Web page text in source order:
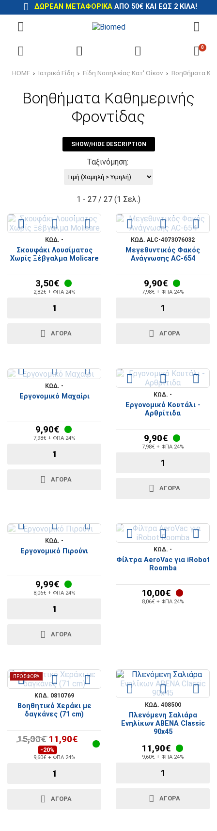
ΔΩΡΕΆΝ ΜΕΤΑΦΟΡΙΚΆΑΠΌ 50€ ΚΑΙ ΈΩΣ 2 ΚΙΛΆ!
0
HOME Ιατρικά Είδη Είδη Νοσηλείας Κατ' Οίκον Βοηθήματα
Βοηθήματα Καθημερινής
Φροντίδας
SHOW/HIDE DESCRIPTION
Ταξινόμηση:
1 - 27 / 27 (1 Σελ.)
ΚΩΔ. -
Σκουφάκι Λουσίματος
Χωρίς Ξέβγαλμα Molicare
3,50€
2,82€ + ΦΠΑ 24%
ΑΓΟΡΆ
ΚΩΔ. ALC-4073076032
Μεγεθυντικός Φακός
Ανάγνωσης AC-654
9,90€
7,98€ + ΦΠΑ 24%
ΑΓΟΡΆ
ΚΩΔ. -
Εργονομικό Μαχαίρι
9,90€
7,98€ + ΦΠΑ 24%
ΑΓΟΡΆ
ΚΩΔ. -
Εργονομικό Κουτάλι -
Αρθρίτιδα
9,90€
7,98€ + ΦΠΑ 24%
ΑΓΟΡΆ
ΚΩΔ. -
Εργονομικό Πιρούνι
9,99€
8,06€ + ΦΠΑ 24%
ΑΓΟΡΆ
ΚΩΔ. -
Φίλτρα AeroVac για iRobot
Roomba
10,00€
8,06€ + ΦΠΑ 24%
ΠΡΟΣΦΟΡΆ
ΚΩΔ. 0810769
Βοηθητικό Χεράκι με
δαγκάνες (71 cm)
15,00€ 11,90€
-20%
9,60€ + ΦΠΑ 24%
ΑΓΟΡΆ
ΚΩΔ. 408500
Πλενόμενη Σαλιάρα
Ενηλίκων ABENA Classic
90x45
11,90€
9,60€ + ΦΠΑ 24%
ΑΓΟΡΆ